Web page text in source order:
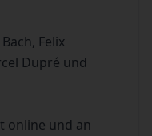
Felix
Dupré und
online und an